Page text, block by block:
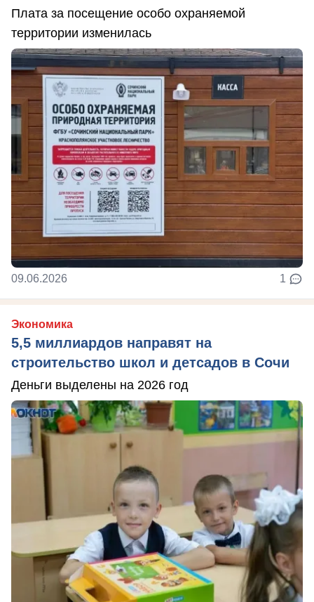
Плата за посещение особо охраняемой
территории изменилась
09.06.2026 1
Экономика
5,5 миллиардов направят на
строительство школ и детсадов в Сочи
Деньги выделены на 2026 год